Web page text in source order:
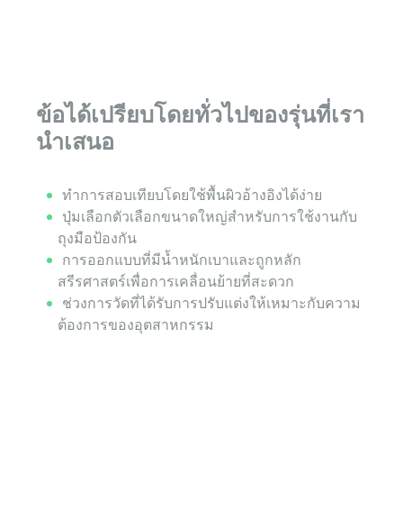
ข้อได้เปรียบโดยทั่วไปของรุ่นที่เรา
นำเสนอ
ทำการสอบเทียบโดยใช้พื้นผิวอ้างอิงได้ง่าย
ปุ่มเลือกตัวเลือกขนาดใหญ่สำหรับการใช้งานกับ
ถุงมือป้องกัน
การออกแบบที่มีน้ำหนักเบาและถูกหลัก
สรีรศาสตร์เพื่อการเคลื่อนย้ายที่สะดวก
ช่วงการวัดที่ได้รับการปรับแต่งให้เหมาะกับความ
ต้องการของอุตสาหกรรม